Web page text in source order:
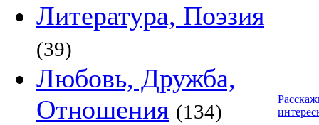
Литература, Поэзия
(39)
Любовь, Дружба,
Отношения (134)